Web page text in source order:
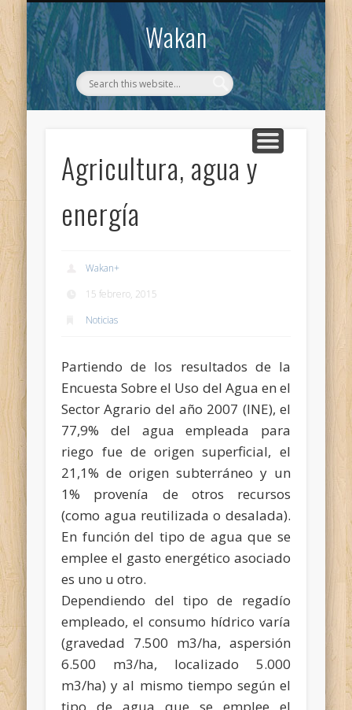
Wakan
WAKAN
CONTACTO
Agricultura, agua y
energía
Wakan+
15 febrero, 2015
Noticias
Partiendo de los resultados de la
Encuesta Sobre el Uso del Agua en el
Sector Agrario del año 2007 (INE), el
77,9% del agua empleada para
riego fue de origen superficial, el
21,1% de origen subterráneo y un
1% provenía de otros recursos
(como agua reutilizada o desalada).
En función del tipo de agua que se
emplee el gasto energético asociado
es uno u otro.
Dependiendo del tipo de regadío
empleado, el consumo hídrico varía
(gravedad 7.500 m3/ha, aspersión
6.500 m3/ha, localizado 5.000
m3/ha) y al mismo tiempo según el